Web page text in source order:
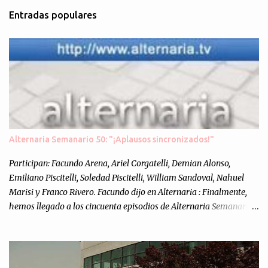
e
n
t
o
s
Entradas populares
Alternaria Semanario 50: "¡Aplausos sincronizados!"
Participan: Facundo Arena, Ariel Corgatelli, Demian Alonso,
Emiliano Piscitelli, Soledad Piscitelli, William Sandoval, Nahuel
Marisi y Franco Rivero. Facundo dijo en Alternaria : Finalmente,
hemos llegado a los cincuenta episodios de Alternaria Semanario.
nuestra propia óptica: un punto de vista independiente e
informal.Para festejarlo, se nos ocurrió que estemos todos juntos; y